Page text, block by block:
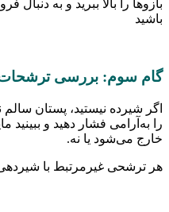
بالا ببرید و به دنبال
بررسی ترشحات
نیستید، پستان سالم نباید
فشار دهید و ببینید مایعی
یا نه.
غیرمرتبط با شیردهی فوراً